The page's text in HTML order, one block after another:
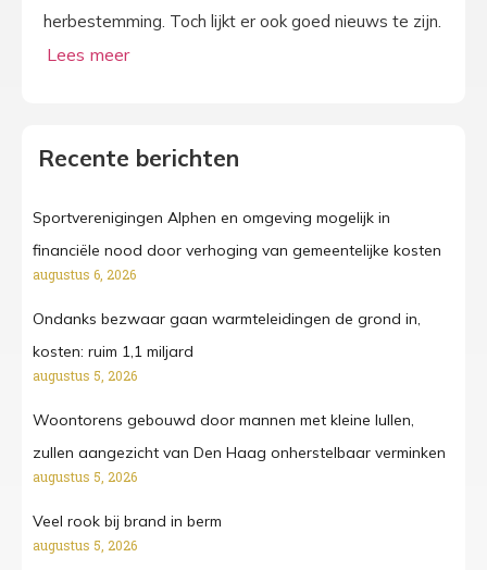
herbestemming. Toch lijkt er ook goed nieuws te zijn.
Recente berichten
Sportverenigingen Alphen en omgeving mogelijk in
financiële nood door verhoging van gemeentelijke kosten
augustus 6, 2026
Ondanks bezwaar gaan warmteleidingen de grond in,
kosten: ruim 1,1 miljard
augustus 5, 2026
Woontorens gebouwd door mannen met kleine lullen,
zullen aangezicht van Den Haag onherstelbaar verminken
augustus 5, 2026
Veel rook bij brand in berm
augustus 5, 2026